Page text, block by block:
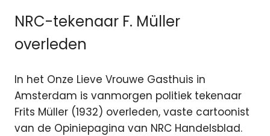
NRC-tekenaar F. Müller
overleden
In het Onze Lieve Vrouwe Gasthuis in
Amsterdam is vanmorgen politiek tekenaar
Frits Müller (1932) overleden, vaste cartoonist
van de Opiniepagina van NRC Handelsblad.